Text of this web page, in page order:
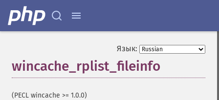
Язык:
wincache_rplist_fileinfo
(PECL wincache >= 1.0.0)